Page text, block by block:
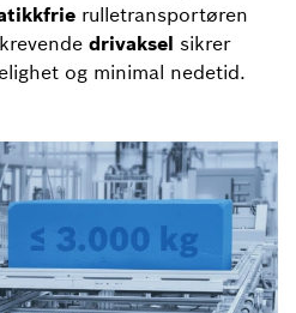
rulletransportøren
drivaksel sikrer
og minimal nedetid.